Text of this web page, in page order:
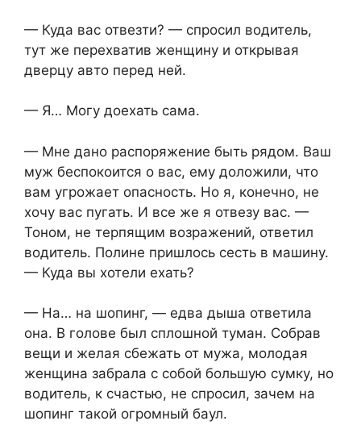
— Куда вас отвезти? — спросил водитель,
тут же перехватив женщину и открывая
дверцу авто перед ней.
— Я… Могу доехать сама.
— Мне дано распоряжение быть рядом. Ваш
муж беспокоится о вас, ему доложили, что
вам угрожает опасность. Но я, конечно, не
хочу вас пугать. И все же я отвезу вас. —
Тоном, не терпящим возражений, ответил
водитель. Полине пришлось сесть в машину.
— Куда вы хотели ехать?
— На… на шопинг, — едва дыша ответила
она. В голове был сплошной туман. Собрав
вещи и желая сбежать от мужа, молодая
женщина забрала с собой большую сумку, но
водитель, к счастью, не спросил, зачем на
шопинг такой огромный баул.